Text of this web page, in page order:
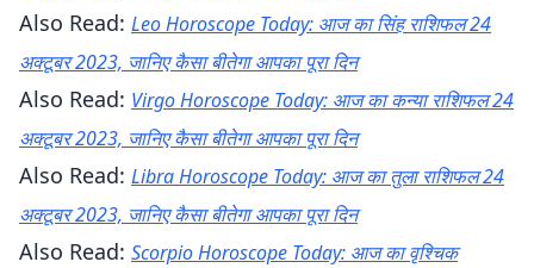
Also Read: Leo Horoscope Today: आज का सिंह राशिफल 24
अक्टूबर 2023, जानिए कैसा बीतेगा आपका पूरा दिन
Also Read: Virgo Horoscope Today: आज का कन्या राशिफल 24
अक्टूबर 2023, जानिए कैसा बीतेगा आपका पूरा दिन
Also Read: Libra Horoscope Today: आज का तुला राशिफल 24
अक्टूबर 2023, जानिए कैसा बीतेगा आपका पूरा दिन
Also Read: Scorpio Horoscope Today: आज का वृश्चिक